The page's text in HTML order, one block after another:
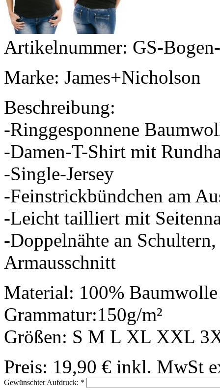
Artikelnummer: GS-
Marke: James+Nicholson
Beschreibung:
-Ringgesponnene
-Damen-T-Shirt mit
-Single-Jersey
-Feinstrickbündchen am
-Leicht tailliert mit
-Doppelnähte an
Armausschnitt
Material: 100% Baumwolle
Grammatur:150g/m²
Größen: S M L XL XXL
Preis: 19,90 € inkl. MwSt
Gewünschter Aufdruck: *